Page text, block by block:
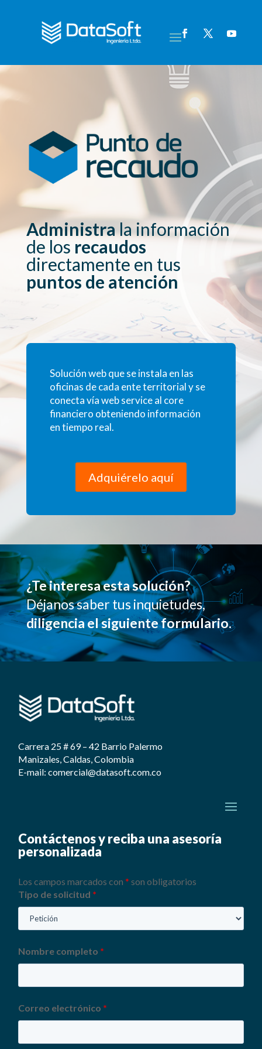
Administrala información
de los recaudos
directamente en tus
puntos de atención
Solución web que se instala en las
oficinas de cada ente territorial y se
conecta vía web service al core
financiero obteniendo información
en tiempo real.
Adquiérelo aquí
¿Te interesa esta solución?
Déjanos saber tus inquietudes,
diligencia el siguiente formulario.
Carrera 25 # 69 – 42 Barrio Palermo
Manizales, Caldas, Colombia
E-mail: comercial@datasoft.com.co
Contáctenos y reciba una asesoría
personalizada
Los campos marcados con* son obligatorios
Tipo de solicitud *
Nombre completo *
Correo electrónico *